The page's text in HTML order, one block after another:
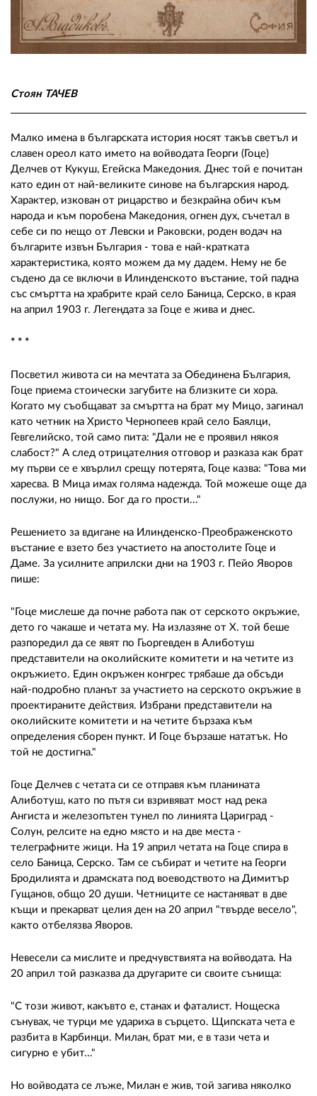
Стоян ТАЧЕВ
Малко имена в българската история носят такъв светъл и
славен ореол като името на войводата Георги (Гоце)
Делчев от Кукуш, Егейска Македония. Днес той е почитан
като един от най-великите синове на българския народ.
Характер, изкован от рицарство и безкрайна обич към
народа и към поробена Македония, огнен дух, съчетал в
себе си по нещо от Левски и Раковски, роден водач на
българите извън България - това е най-кратката
характеристика, която можем да му дадем. Нему не бе
съдено да се включи в Илинденското въстание, той падна
със смъртта на храбрите край село Баница, Серско, в края
на април 1903 г. Легендата за Гоце е жива и днес.
* * *
Посветил живота си на мечтата за Обединена България,
Гоце приема стоически загубите на близките си хора.
Когато му съобщават за смъртта на брат му Мицо, загинал
като четник на Христо Чернопеев край село Баялци,
Гевгелийско, той само пита: "Дали не е проявил някоя
слабост?" А след отрицателния отговор и разказа как брат
му първи се е хвърлил срещу потерята, Гоце казва: "Това ми
харесва. В Мица имах голяма надежда. Той можеше още да
послужи, но нищо. Бог да го прости..."
Решението за вдигане на Илинденско-Преображенското
въстание е взето без участието на апостолите Гоце и
Даме. За усилните априлски дни на 1903 г. Пейо Яворов
пише:
"Гоце мислеше да почне работа пак от серското окръжие,
дето го чакаше и четата му. На излазяне от Х. той беше
разпоредил да се явят по Гьоргевден в Алиботуш
представители на околийските комитети и на четите из
окръжието. Един окръжен конгрес трябаше да обсъди
най-подробно планът за участието на серското окръжие в
проектираните действия. Избрани представители на
околийските комитети и на четите бързаха към
определения сборен пункт. И Гоце бързаше нататък. Но
той не достигна."
Гоце Делчев с четата си се отправя към планината
Алиботуш, като по пътя си взривяват мост над река
Ангиста и железопътен тунел по линията Цариград -
Солун, релсите на едно място и на две места -
телеграфните жици. На 19 април четата на Гоце спира в
село Баница, Серско. Там се събират и четите на Георги
Бродилията и драмската под воеводството на Димитър
Гущанов, общо 20 души. Четниците се настаняват в две
къщи и прекарват целия ден на 20 април "твърде весело",
както отбелязва Яворов.
Невесели са мислите и предчувствията на войводата. На
20 април той разказва да другарите си своите сънища:
"С този живот, какъвто е, станах и фаталист. Нощеска
сънувах, че турци ме удариха в сърцето. Щипската чета е
разбита в Карбинци. Милан, брат ми, е в тази чета и
сигурно е убит..."
Но войводата се лъже, Милан е жив, той загива няколко